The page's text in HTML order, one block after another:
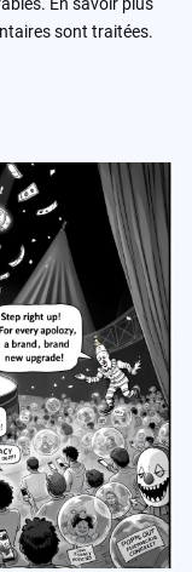
En savoir plus
sont traitées.